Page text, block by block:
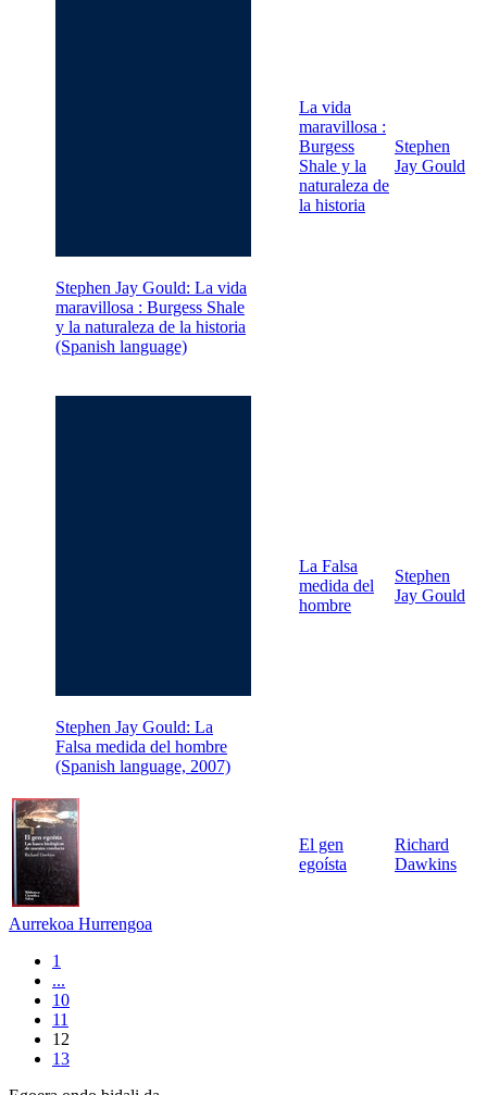
Stephen Jay Gould: La vida
maravillosa : Burgess Shale
y la naturaleza de la historia
(Spanish language)
La vida
maravillosa :
Burgess
Shale y la
naturaleza de
la historia
Stephen
Jay Gould
Stephen Jay Gould: La
Falsa medida del hombre
(Spanish language, 2007)
La Falsa
medida del
hombre
Stephen
Jay Gould
El gen
egoísta
Richard
Dawkins
Aurrekoa Hurrengoa
1
...
10
11
12
13